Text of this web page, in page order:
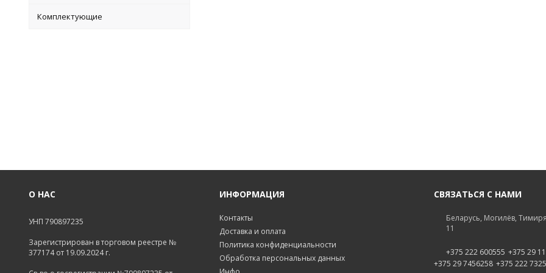
Комплектующие
О НАС
УНП 790897235
Зарегистрирован в торговом реестре №
377174 от 19.09.2024 г.
ИНФОРМАЦИЯ
Контакты
Доставка и оплата
Политика конфиденциальности
Обработка персональных данных
СВЯЗАТЬСЯ С НАМИ
Беларусь, Могилёв,
11
+375 222 600555 +375 29
+375 29 7456258 +375 222